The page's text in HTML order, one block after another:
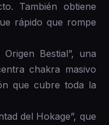
También obtiene
rápido que rompe
Bestial”, una
chakra masivo
que cubre toda la
del Hokage”, que